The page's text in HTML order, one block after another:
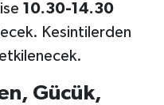
10.30-14.30
Kesintilerden
Gücük,